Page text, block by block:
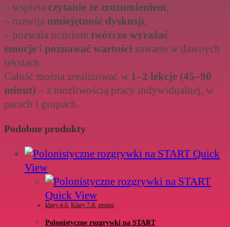
– wspiera czytanie ze zrozumieniem,
– rozwija umiejętność dyskusji,
– pozwala uczniom twórczo wyrażać
emocje i poznawać wartości zawarte w dawnych
tekstach.
Całość można zrealizować w 1–2 lekcje (45–90
minut) – z możliwością pracy indywidualnej, w
parach i grupach.
Podobne produkty
Quick
View
Quick View
klasy 4-6, Klasy 7-8, zestaw
Polonistyczne rozgrywki na START